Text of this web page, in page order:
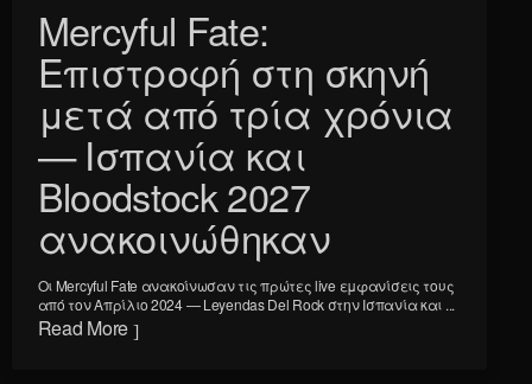
Mercyful Fate:
Επιστροφή στη σκηνή
μετά από τρία χρόνια
— Ισπανία και
Bloodstock 2027
ανακοινώθηκαν
Οι Mercyful Fate ανακοίνωσαν τις πρώτες live εμφανίσεις τους
από τον Απρίλιο 2024 — Leyendas Del Rock στην Ισπανία και ...
Read More